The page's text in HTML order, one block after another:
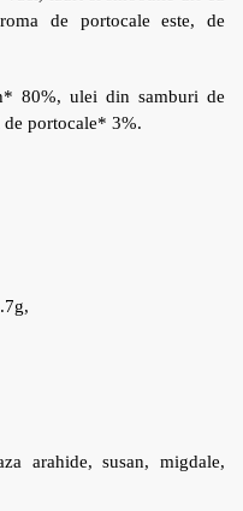
de portocale este, de
80%, ulei din samburi de
portocale* 3%.
arahide, susan, migdale,